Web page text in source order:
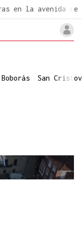
en la avenida de
Boborás San